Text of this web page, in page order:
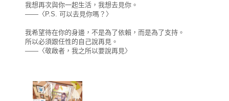
我想再次與你一起生活，我想去見你。
——〈P.S. 可以去見你嗎？〉
我希望待在你的身邊，不是為了依賴，而是為了支持。
所以必須跟任性的自己說再見。
——〈敬啟者，我之所以要說再見〉